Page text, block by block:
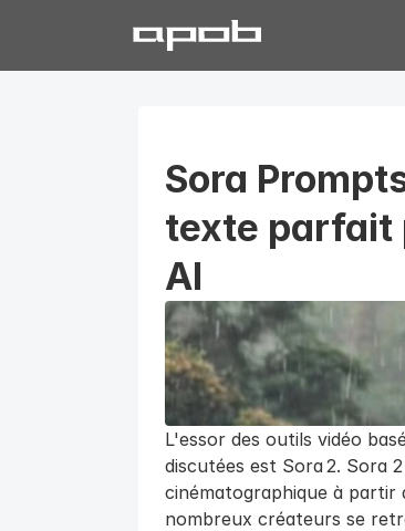
Sora
texte parfait
AI
L'essor des outils vidéo
discutées est Sora 2. Sora
cinématographique à partir
nombreux créateurs se